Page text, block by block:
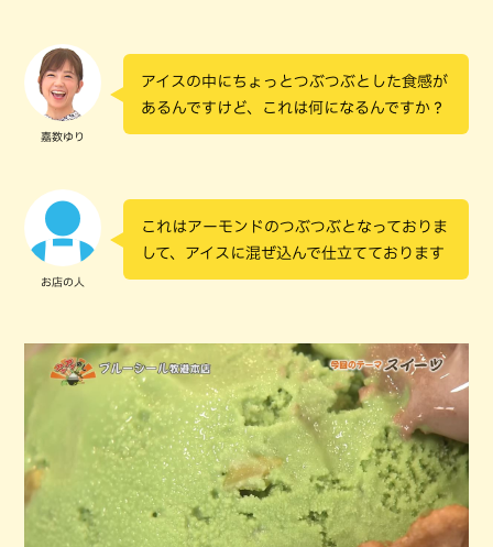
嘉数ゆり
アイスの中にちょっとつぶつぶとした食感が
あるんですけど、これは何になるんですか？
お店の人
これはアーモンドのつぶつぶとなっておりま
して、アイスに混ぜ込んで仕立てております